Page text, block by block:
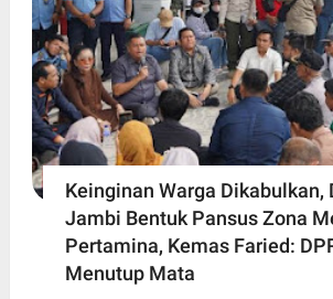
Keinginan Warga Dikabulkan,
Jambi Bentuk Pansus Zona
Pertamina, Kemas Faried:
Menutup Mata